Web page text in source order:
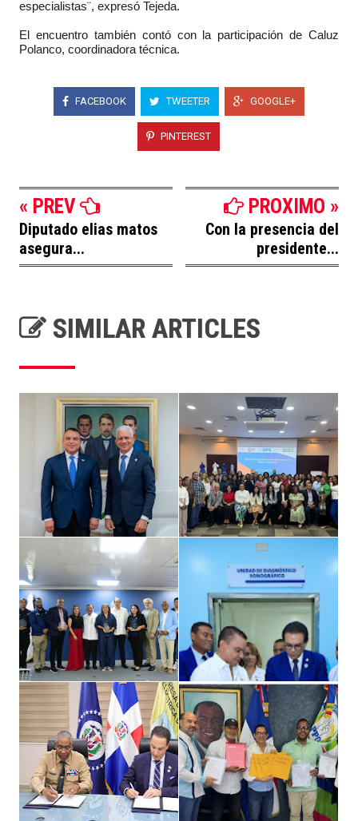
especialistas¨, expresó Tejeda.
El encuentro también contó con la participación de Caluz
Polanco, coordinadora técnica.
FACEBOOK TWEETER GOOGLE+
PINTEREST
« PREV
Diputado elias matos
asegura...
PROXIMO »
Con la presencia del
presidente...
SIMILAR ARTICLES